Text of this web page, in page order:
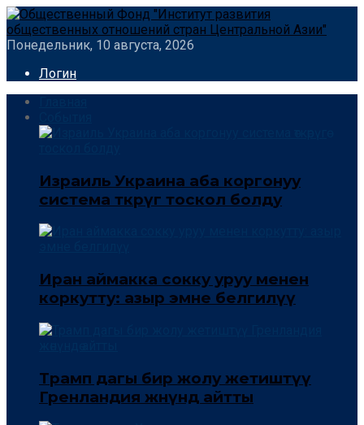
Понедельник, 10 августа, 2026
Логин
Израиль Украина аба коргонуу
система өткөрүгө тоскол болду
Иран аймакка сокку уруу менен
коркутту: азыр эмне белгилүү
Трамп дагы бир жолу жетиштүү
Гренландия жөнүндө айтты